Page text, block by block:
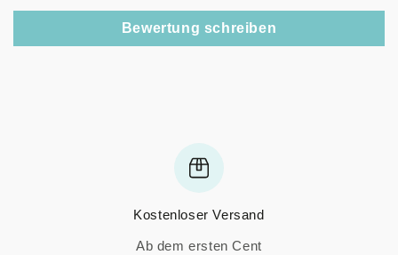
Bewertung schreiben
Kostenloser Versand
Ab dem ersten Cent